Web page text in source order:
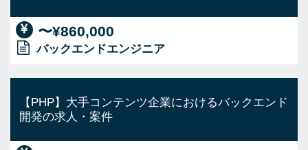
〜¥860,000
バックエンドエンジニア
【PHP】大手コンテンツ企業におけるバックエンド
開発の求人・案件